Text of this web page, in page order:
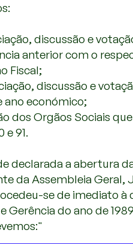
discussão e
anterior com o
Fiscal;
discussão e
ano económico;
dos Orgãos Sociais
e 91.
declarada a abertura
da Assembleia Geral,
se de imediato à
Gerência do ano de